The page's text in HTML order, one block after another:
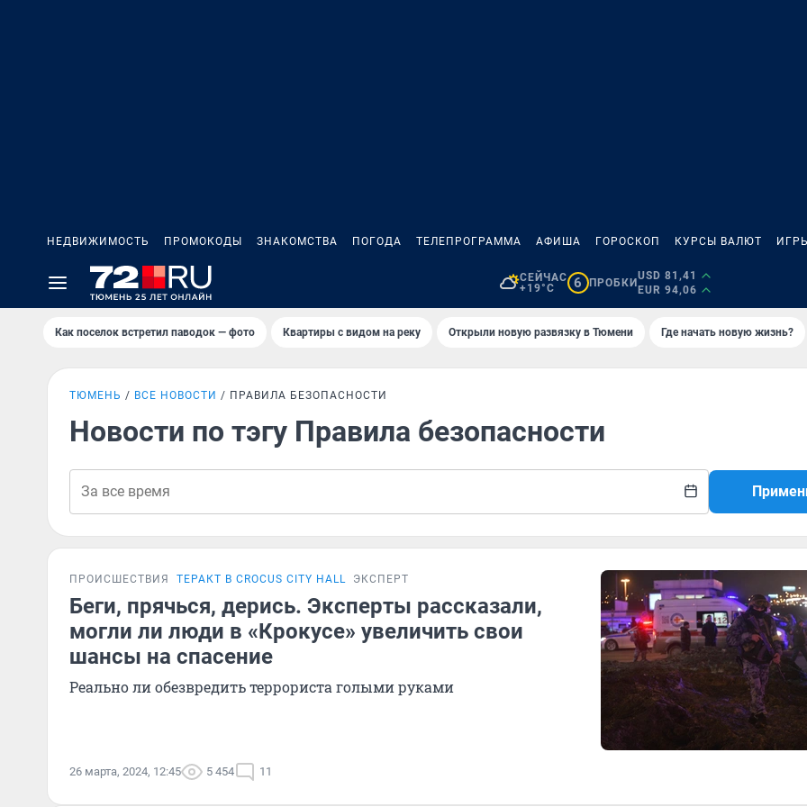
НЕДВИЖИМОСТЬ ПРОМОКОДЫ ЗНАКОМСТВА ПОГОДА ТЕЛЕПРОГРАММА АФИША ГОРОСКОП КУРСЫ ВАЛЮТ
СЕЙЧАС
+19°C
6 ПРОБКИ
USD 81,41
EUR 94,06
Как поселок встретил паводок — фото Квартиры с видом на реку Открыли новую развязку в Тюмени Где начать новую жизнь?
ТЮМЕНЬ ВСЕ НОВОСТИ ПРАВИЛА БЕЗОПАСНОСТИ
Новости по тэгу Правила безопасности
ПРОИСШЕСТВИЯ ТЕРАКТ В CROCUS CITY HALL ЭКСПЕРТ
Беги, прячься, дерись. Эксперты рассказали,
могли ли люди в «Крокусе» увеличить свои
шансы на спасение
Реально ли обезвредить террориста голыми руками
26 марта, 2024, 12:45 5 454 11